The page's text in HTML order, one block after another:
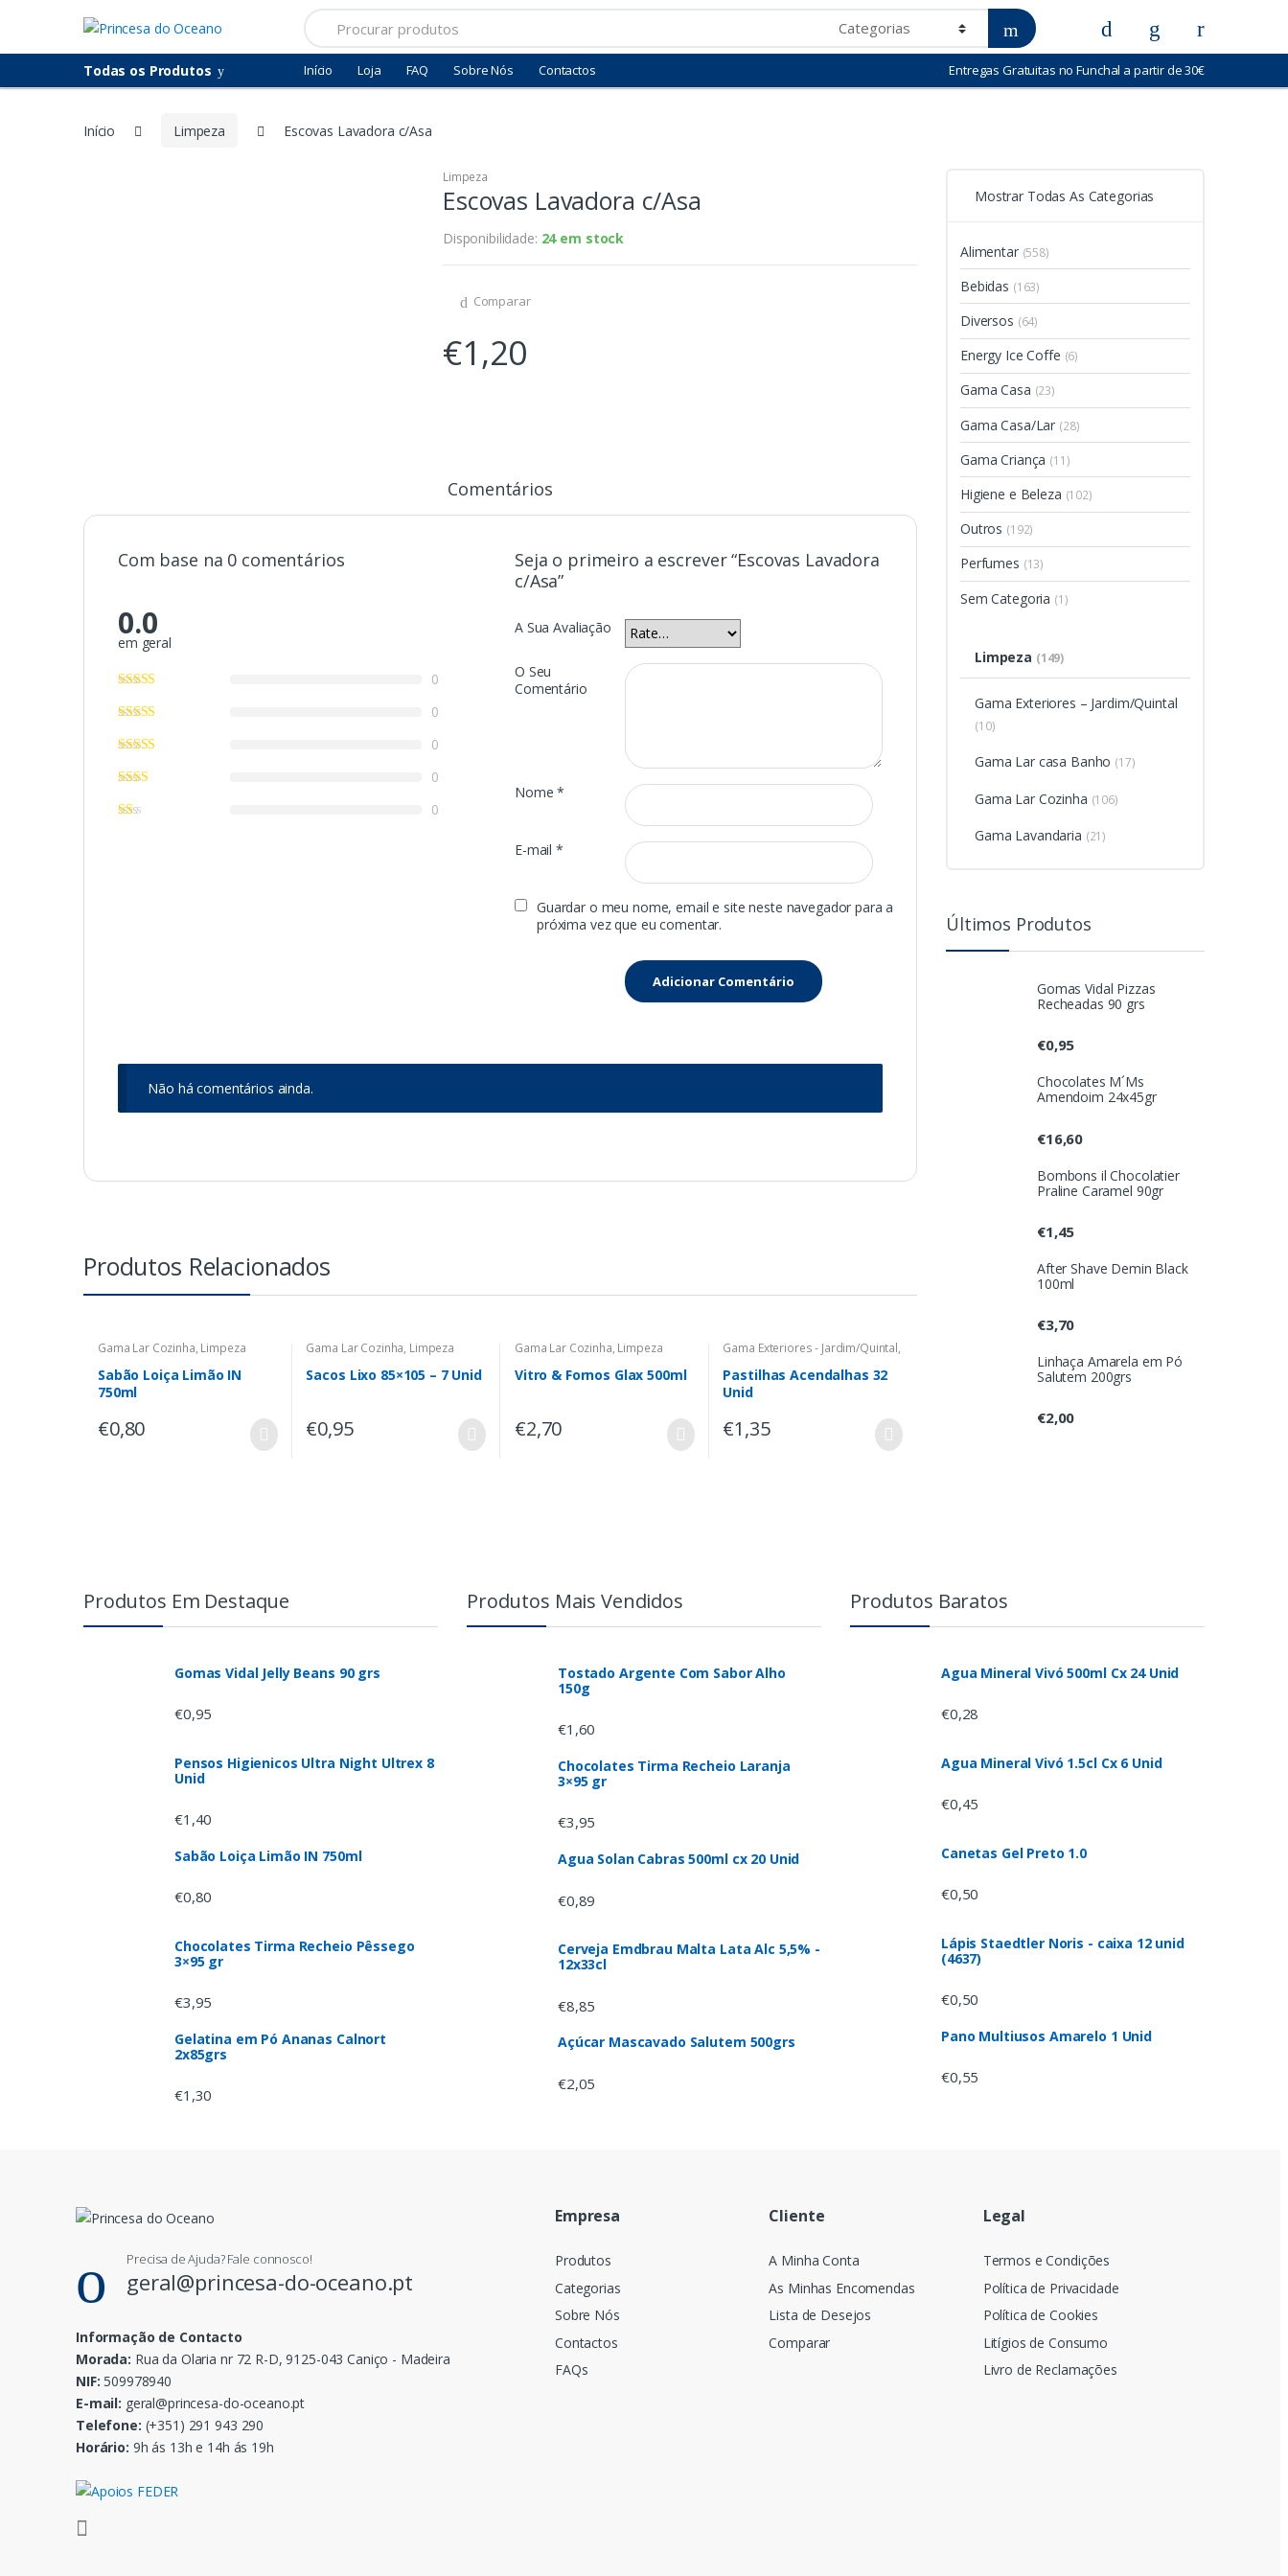
navegação
o
Procurar
por:
Todas os Produtos Início Loja FAQ Sobre Nós Contactos Entregas Gratuitas no Funchal a partir de 30€
Início Limpeza Escovas Lavadora c/Asa
Limpeza
Escovas Lavadora c/Asa
Disponibilidade: 24 em stock
Comparar
€1,20
Comentários
Com base na 0 comentários
0.0
em geral
0
0
0
0
0
Seja o primeiro a escrever “Escovas Lavadora
c/Asa”
A Sua Avaliação
O Seu
Comentário
Nome*
E-mail*
Guardar o meu nome, email e site neste navegador para a
próxima vez que eu comentar.
Não há comentários ainda.
Produtos Relacionados
Gama Lar Cozinha, Limpeza
Sabão Loiça Limão IN
750ml
€0,80
Gama Lar Cozinha, Limpeza
Sacos Lixo 85×105 – 7 Unid
€0,95
Gama Lar Cozinha, Limpeza
Vitro & Fornos Glax 500ml
€2,70
Gama Exteriores - Jardim/Quintal,
Pastilhas Acendalhas 32
Unid
€1,35
Mostrar Todas As Categorias
Alimentar (558)
Bebidas (163)
Diversos (64)
Energy Ice Coffe (6)
Gama Casa (23)
Gama Casa/Lar (28)
Gama Criança (11)
Higiene e Beleza (102)
Outros (192)
Perfumes (13)
Sem Categoria (1)
Limpeza (149)
Gama Exteriores – Jardim/Quintal
(10)
Gama Lar casa Banho (17)
Gama Lar Cozinha (106)
Gama Lavandaria (21)
Últimos Produtos
Gomas Vidal Pizzas
Recheadas 90 grs
€0,95
Chocolates M´Ms
Amendoim 24x45gr
€16,60
Bombons il Chocolatier
Praline Caramel 90gr
€1,45
After Shave Demin Black
100ml
€3,70
Linhaça Amarela em Pó
Salutem 200grs
€2,00
Produtos Em Destaque
Gomas Vidal Jelly Beans 90 grs
€0,95
Pensos Higienicos Ultra Night Ultrex 8
Unid
€1,40
Sabão Loiça Limão IN 750ml
€0,80
Chocolates Tirma Recheio Pêssego
3×95 gr
€3,95
Gelatina em Pó Ananas Calnort
2x85grs
€1,30
Produtos Mais Vendidos
Tostado Argente Com Sabor Alho
150g
€1,60
Chocolates Tirma Recheio Laranja
3×95 gr
€3,95
Agua Solan Cabras 500ml cx 20 Unid
€0,89
Cerveja Emdbrau Malta Lata Alc 5,5% -
12x33cl
€8,85
Açúcar Mascavado Salutem 500grs
€2,05
Produtos Baratos
Agua Mineral Vivó 500ml Cx 24 Unid
€0,28
Agua Mineral Vivó 1.5cl Cx 6 Unid
€0,45
Canetas Gel Preto 1.0
€0,50
Lápis Staedtler Noris - caixa 12 unid
(4637)
€0,50
Pano Multiusos Amarelo 1 Unid
€0,55
Precisa de Ajuda? Fale connosco!
geral@princesa-do-oceano.pt
Informação de Contacto
Morada: Rua da Olaria nr 72 R-D, 9125-043 Caniço - Madeira
NIF: 509978940
E-mail: geral@princesa-do-oceano.pt
Telefone: (+351) 291 943 290
Horário: 9h ás 13h e 14h ás 19h
Empresa
Produtos
Categorias
Sobre Nós
Contactos
FAQs
Cliente
A Minha Conta
As Minhas Encomendas
Lista de Desejos
Comparar
Legal
Termos e Condições
Política de Privacidade
Política de Cookies
Litígios de Consumo
Livro de Reclamações